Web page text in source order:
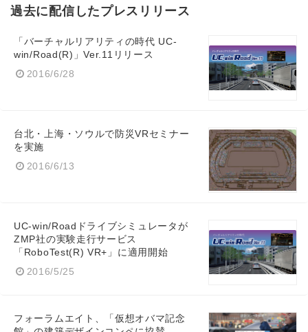
過去に配信したプレスリリース
「バーチャルリアリティの時代 UC-
win/Road(R)」Ver.11リリース
2016/6/28
台北・上海・ソウルで防災VRセミナー
を実施
2016/6/13
UC-win/Roadドライブシミュレータが
ZMP社の実験走行サービス
「RoboTest(R) VR+」に適用開始
2016/5/25
フォーラムエイト、「仮想オバマ記念